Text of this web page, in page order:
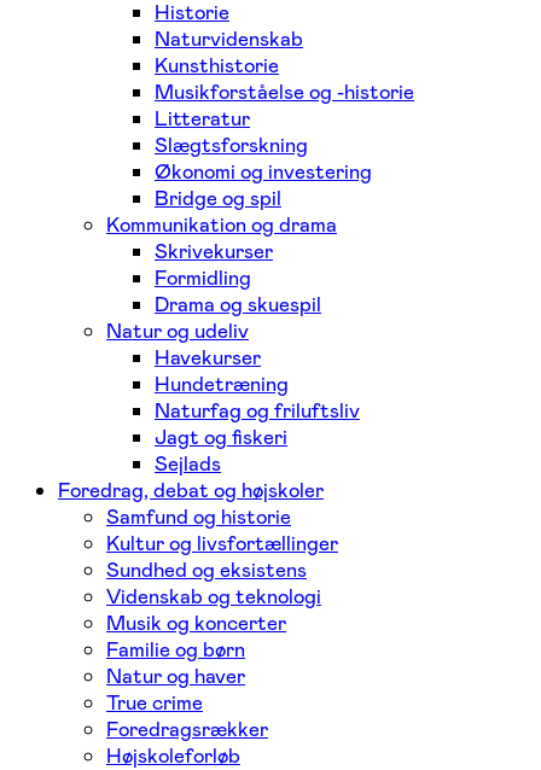
Historie
Naturvidenskab
Kunsthistorie
Musikforståelse og -historie
Litteratur
Slægtsforskning
Økonomi og investering
Bridge og spil
Kommunikation og drama
Skrivekurser
Formidling
Drama og skuespil
Natur og udeliv
Havekurser
Hundetræning
Naturfag og friluftsliv
Jagt og fiskeri
Sejlads
Foredrag, debat og højskoler
Samfund og historie
Kultur og livsfortællinger
Sundhed og eksistens
Videnskab og teknologi
Musik og koncerter
Familie og børn
Natur og haver
True crime
Foredragsrækker
Højskoleforløb